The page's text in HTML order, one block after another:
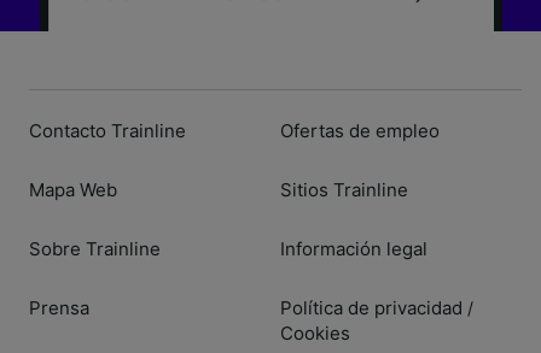
Contacto Trainline
Mapa Web
Sobre Trainline
Prensa
Ofertas de empleo
Sitios Trainline
Información legal
Política de privacidad /
Cookies